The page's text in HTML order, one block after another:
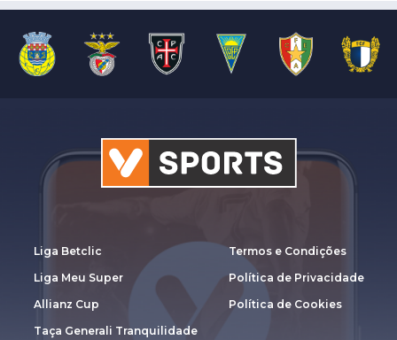
Liga Betclic
Liga Meu Super
Allianz Cup
Taça Generali Tranquilidade
Termos e Condições
Política de Privacidade
Política de Cookies